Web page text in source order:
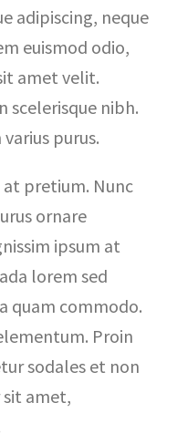
adipiscing, neque
euismod odio,
amet velit.
scelerisque nibh.
purus.
pretium. Nunc
ornare
ipsum at
lorem sed
quam commodo.
Proin
sodales et non
sit amet,